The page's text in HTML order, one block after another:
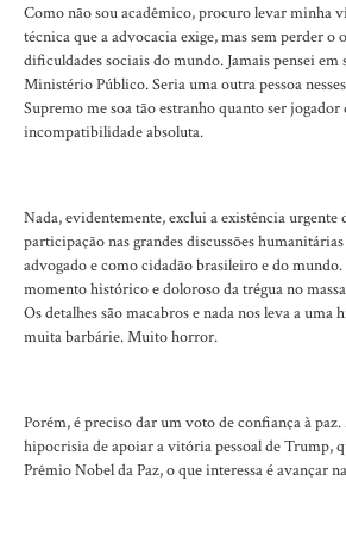
Como não sou acadêmico, procuro levar minha
técnica que a advocacia exige, mas sem perder o
dificuldades sociais do mundo. Jamais pensei
Ministério Público. Seria uma outra pessoa
Supremo me soa tão estranho quanto ser
incompatibilidade absoluta.
Nada, evidentemente, exclui a existência urgente
participação nas grandes discussões
advogado e como cidadão brasileiro e do
momento histórico e doloroso da trégua no
Os detalhes são macabros e nada nos leva a uma
muita barbárie. Muito horror.
Porém, é preciso dar um voto de confiança à
hipocrisia de apoiar a vitória pessoal de Trump,
Prêmio Nobel da Paz, o que interessa é avançar